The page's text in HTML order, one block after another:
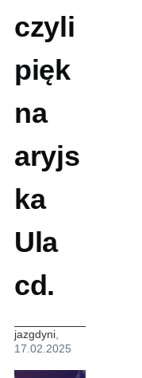
czyli
pięk
na
aryjs
ka
Ula
cd.
jazgdyni,
17.02.2025